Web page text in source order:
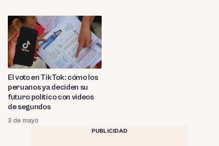
El voto en TikTok: cómo los
peruanos ya deciden su
futuro político con videos
de segundos
3 de mayo
PUBLICIDAD